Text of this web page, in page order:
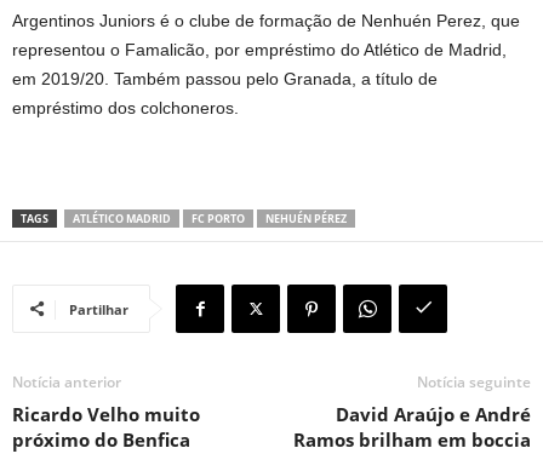
Argentinos Juniors é o clube de formação de Nenhuén Perez, que
representou o Famalicão, por empréstimo do Atlético de Madrid,
em 2019/20. Também passou pelo Granada, a título de
empréstimo dos colchoneros.
TAGS ATLÉTICO MADRID FC PORTO NEHUÉN PÉREZ
Partilhar
Notícia anterior
Ricardo Velho muito
próximo do Benfica
Notícia seguinte
David Araújo e André
Ramos brilham em boccia